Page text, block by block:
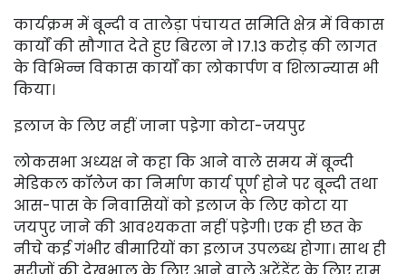
कार्यक्रम में बून्दी व तालेड़ा पंचायत समिति क्षेत्र में विकास
कार्यों की सौगात देते हुए बिरला ने 17.13 करोड़ की लागत
के विभिन्न विकास कार्यों का लोकार्पण व शिलान्यास भी
किया।
इलाज के लिए नहीं जाना पडे़गा कोटा-जयपुर
लोकसभा अध्यक्ष ने कहा कि आने वाले समय में बून्दी
मेडिकल कॉलेज का निर्माण कार्य पूर्ण होने पर बून्दी तथा
आस-पास के निवासियों को इलाज के लिए कोटा या
जयपुर जाने की आवश्यकता नहीं पडे़गी। एक ही छत के
नीचे कई गंभीर बीमारियों का इलाज उपलब्ध होगा। साथ ही